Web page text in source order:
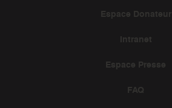
Espace Donateur
Intranet
Espace Presse
FAQ